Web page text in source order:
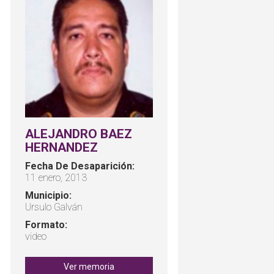
ALEJANDRO BAEZ
HERNANDEZ
Fecha De Desaparición:
11 enero, 2013
Municipio:
Ursulo Galván
Formato:
video
Ver memoria